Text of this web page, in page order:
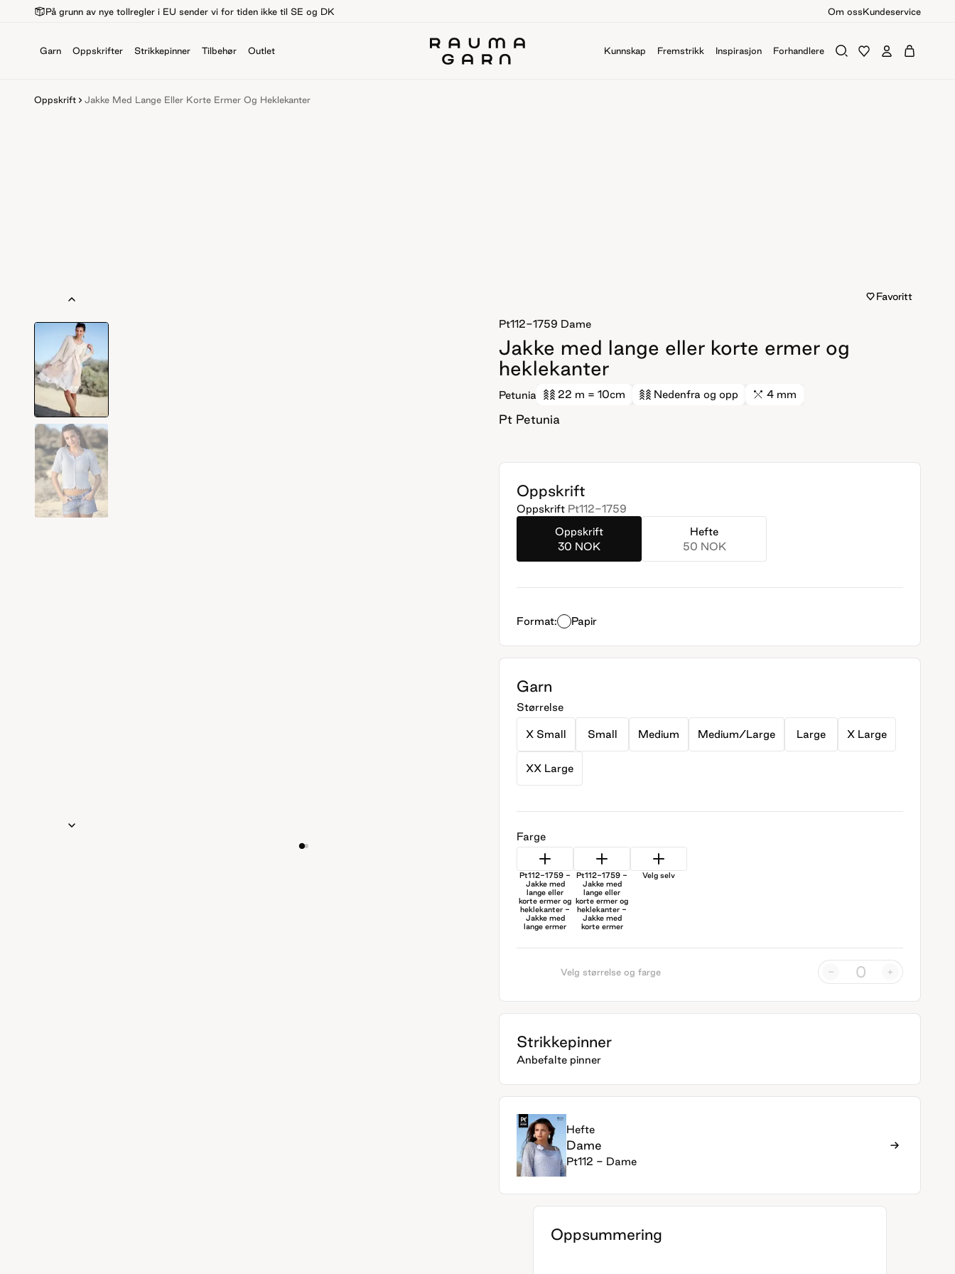
På grunn av nye tollregler i EU sender vi for tiden ikke til SE og DK Om ossKundeservice
Garn Oppskrifter Strikkepinner Tilbehør Outlet Kunnskap Fremstrikk Inspirasjon Forhandlere
Oppskrift Jakke Med Lange Eller Korte Ermer Og Heklekanter
Favoritt
Pt112-1759 Dame
Jakke med lange eller korte ermer og
heklekanter
Petunia 22 m = 10cm Nedenfra og opp 4 mm
Pt Petunia
Oppskrift
Oppskrift Pt112-1759
Oppskrift
30 NOK
Hefte
50 NOK
Format: Papir
Garn
Størrelse
X Small Small Medium Medium/Large Large X Large
XX Large
Farge
Pt112-1759 -
Jakke med
lange eller
korte ermer og
heklekanter -
Jakke med
lange ermer
Pt112-1759 -
Jakke med
lange eller
korte ermer og
heklekanter -
Jakke med
korte ermer
Velg selv
Velg størrelse og farge - +
Strikkepinner
Anbefalte pinner
Hefte
Dame
Pt112 - Dame
Oppsummering